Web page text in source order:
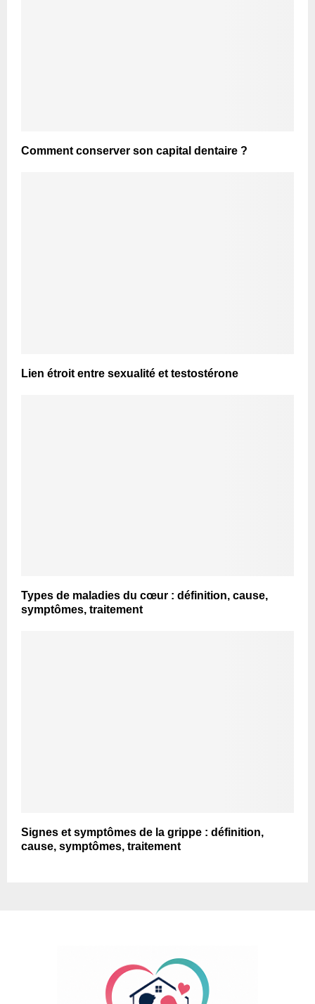
Comment conserver son capital dentaire ?
Lien étroit entre sexualité et testostérone
Types de maladies du cœur : définition, cause,
symptômes, traitement
Signes et symptômes de la grippe : définition,
cause, symptômes, traitement